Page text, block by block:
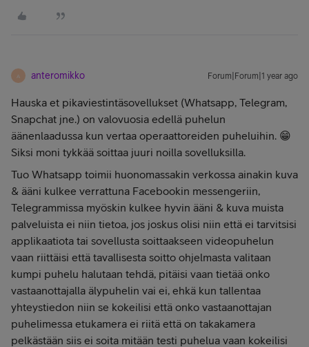
A anteromikko Forum|Forum|1 year ago
Hauska et pikaviestintäsovellukset (Whatsapp, Telegram,
Snapchat jne.) on valovuosia edellä puhelun
äänenlaadussa kun vertaa operaattoreiden puheluihin. 😁
Siksi moni tykkää soittaa juuri noilla sovelluksilla.
Tuo Whatsapp toimii huonomassakin verkossa ainakin kuva
& ääni kulkee verrattuna Facebookin messengeriin,
Telegrammissa myöskin kulkee hyvin ääni & kuva muista
palveluista ei niin tietoa, jos joskus olisi niin että ei tarvitsisi
applikaatiota tai sovellusta soittaakseen videopuhelun
vaan riittäisi että tavallisesta soitto ohjelmasta valitaan
kumpi puhelu halutaan tehdä, pitäisi vaan tietää onko
vastaanottajalla älypuhelin vai ei, ehkä kun tallentaa
yhteystiedon niin se kokeilisi että onko vastaanottajan
puhelimessa etukamera ei riitä että on takakamera
pelkästään siis ei soita mitään testi puhelua vaan kokeilisi